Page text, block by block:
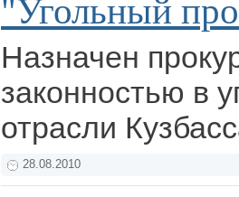
"Угольный
Назначен
законностью в
отрасли
28.08.2010